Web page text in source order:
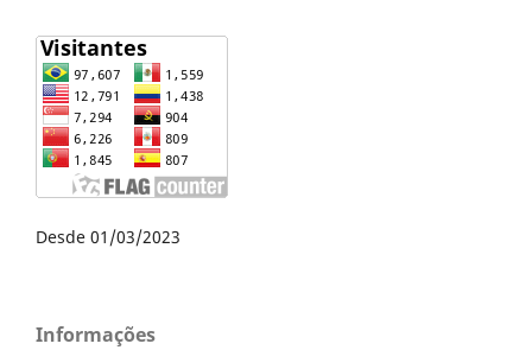
Desde 01/03/2023
Informações